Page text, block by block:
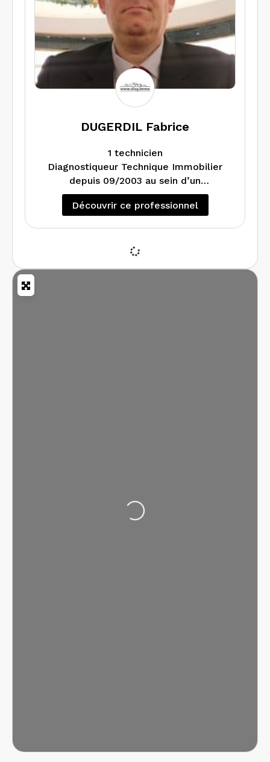
DUGERDIL Fabrice
1 technicien
Diagnostiqueur Technique Immobilier
depuis 09/2003 au sein d’un
groupement de Géomètres-Experts,
Indépendant depuis 08/2015, travaille
diagnostics immobiliers nécessaires)
Découvrir ce professionnel